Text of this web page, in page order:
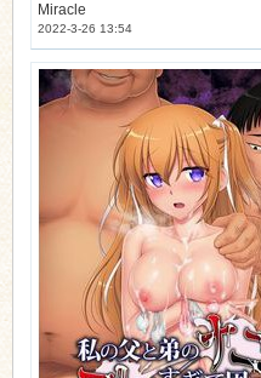
Miracle
2022-3-26 13:54